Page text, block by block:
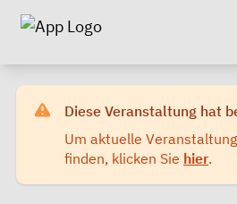
Diese Veranstaltung hat
Um aktuelle
finden, klicken Sie hier.